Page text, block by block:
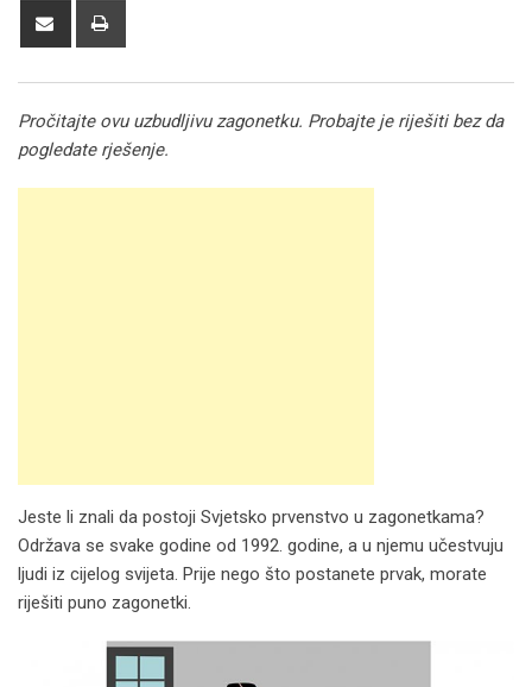
Share
Pročitajte ovu uzbudljivu zagonetku. Probajte je riješiti bez da
pogledate rješenje.
Jeste li znali da postoji Svjetsko prvenstvo u zagonetkama?
Održava se svake godine od 1992. godine, a u njemu učestvuju
ljudi iz cijelog svijeta. Prije nego što postanete prvak, morate
riješiti puno zagonetki.